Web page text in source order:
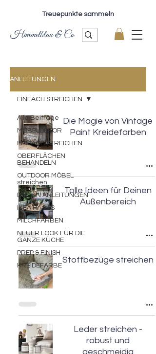
Treuepunkte sammeln
Himmelblau & Co
ANLEITUNGEN
Alle Beiträge
MÖBELDEKOR
EINFACH STREICHEN
OBERFLÄCHEN
BEHANDELN
OUTDOOR MÖBEL
streichen
DESIGN ANLEITUNGEN
IKEA HACKS
MILCHFARBEN
NEUER LOOK FÜR DIE
GANZE KÜCHE
PREP & FINISH
KREIDEFARBE
EINFACH STREICHEN
Die Magie von Vintage
Paint Kreidefarben
Tolle Ideen für Deinen
Außenbereich
Stoffbezüge streichen
Leder streichen -
robust und
geschmeidig